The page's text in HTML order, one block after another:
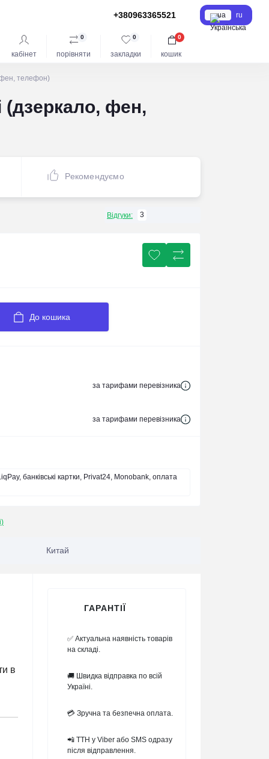
+380963365521 ua ru
кабінет порівняти
0
закладки
0
кошик
0
фен, телефон)
(дзеркало, фен,
Рекомендуємо
Відгуки: 3
До кошика
за тарифами перевізника
за тарифами перевізника
банківські картки, Privat24, Monobank, оплата
Китай
в
ГАРАНТІЇ
✅ Актуальна наявність товарів
на складі.
🚚 Швидка відправка по всій
Україні.
💳 Зручна та безпечна оплата.
📲 ТТН у Viber або SMS одразу
після відправлення.